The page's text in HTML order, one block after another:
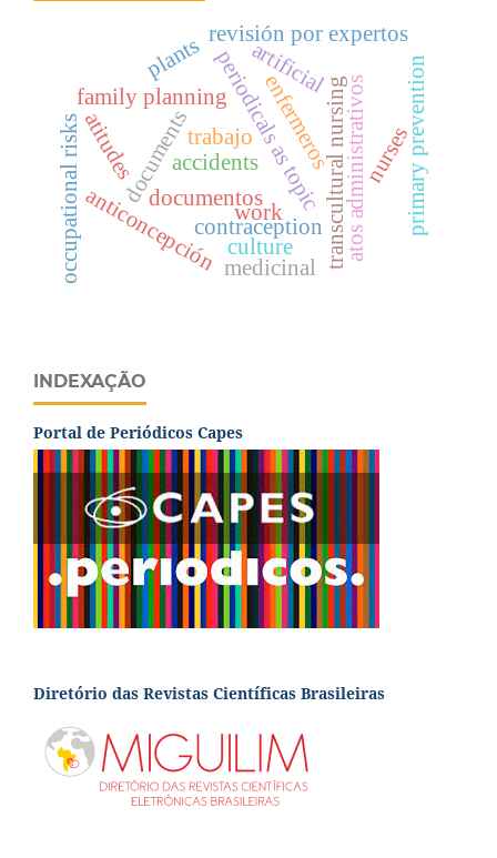
documentosperiodicals as topic
revisión por expertos
transcultural nursing
family planning
contraception
anticoncepción atos administrativos
documents nurses
enfermeros
accidents
occupational risks primary prevention
atitudes
culture
plants
medicinal
artificial
work
trabajo
INDEXAÇÃO
Portal de Periódicos Capes
Diretório das Revistas Científicas Brasileiras